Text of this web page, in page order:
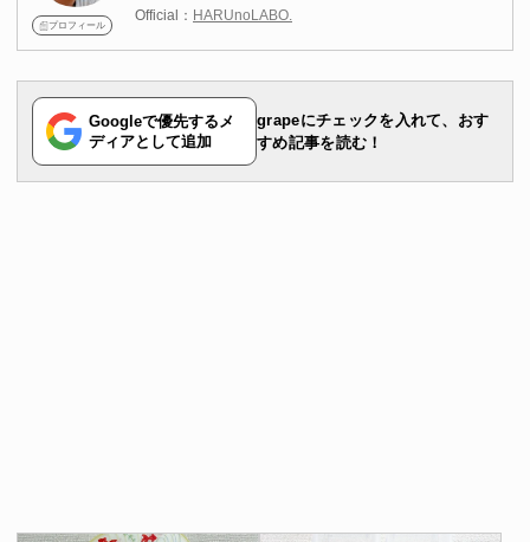
プロフィール
グルメを楽しむことが趣味です。セブンイレブンを始め
近な便利グッズ、食べ物についての情報を発信中です。
Official： HARUnoLABO.
Googleで優先するメ
ディアとして追加
grapeにチェックを入れて、おす
すめ記事を読む！